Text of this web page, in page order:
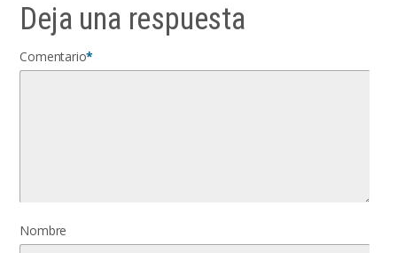
Deja una respuesta
Comentario*
Nombre